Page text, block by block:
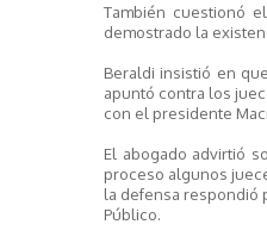
También cuestionó
demostrado la
Beraldi insistió en
apuntó contra los
con el presidente
El abogado advirtió
proceso algunos
la defensa respondió
Público.